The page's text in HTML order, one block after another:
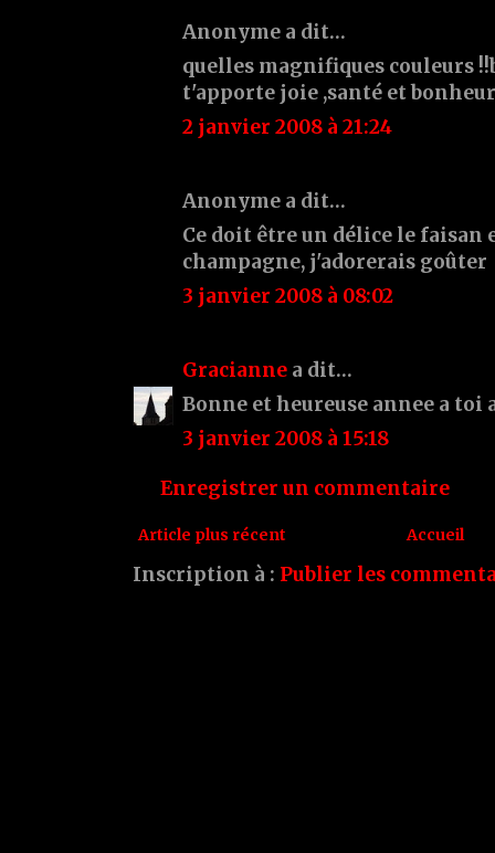
Anonyme a dit…
quelles magnifiques couleurs
t'apporte joie ,santé et
2 janvier 2008 à 21:24
Anonyme a dit…
Ce doit être un délice le faisan
champagne, j'adorerais goûter
3 janvier 2008 à 08:02
Gracianne a dit…
Bonne et heureuse annee a toi
3 janvier 2008 à 15:18
Enregistrer un commentaire
Article plus récent Accueil
Inscription à : Publier les